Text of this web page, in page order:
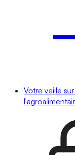
Votre veille